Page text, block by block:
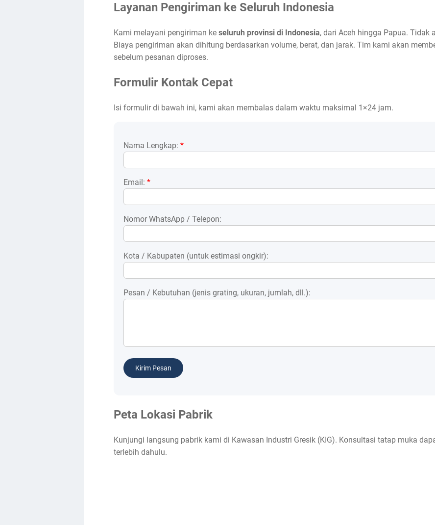
Layanan Pengiriman ke Seluruh Indonesia
Kami melayani pengiriman ke seluruh provinsi di Indonesia, dari Aceh hingga Papua. Tidak
Biaya pengiriman akan dihitung berdasarkan volume, berat, dan jarak. Tim kami akan
sebelum pesanan diproses.
Formulir Kontak Cepat
Isi formulir di bawah ini, kami akan membalas dalam waktu maksimal 1×24 jam.
Nama Lengkap: *
Email: *
Nomor WhatsApp / Telepon:
Kota / Kabupaten (untuk estimasi ongkir):
Pesan / Kebutuhan (jenis grating, ukuran, jumlah, dll.):
Kirim Pesan
Peta Lokasi Pabrik
Kunjungi langsung pabrik kami di Kawasan Industri Gresik (KIG). Konsultasi tatap muka
terlebih dahulu.